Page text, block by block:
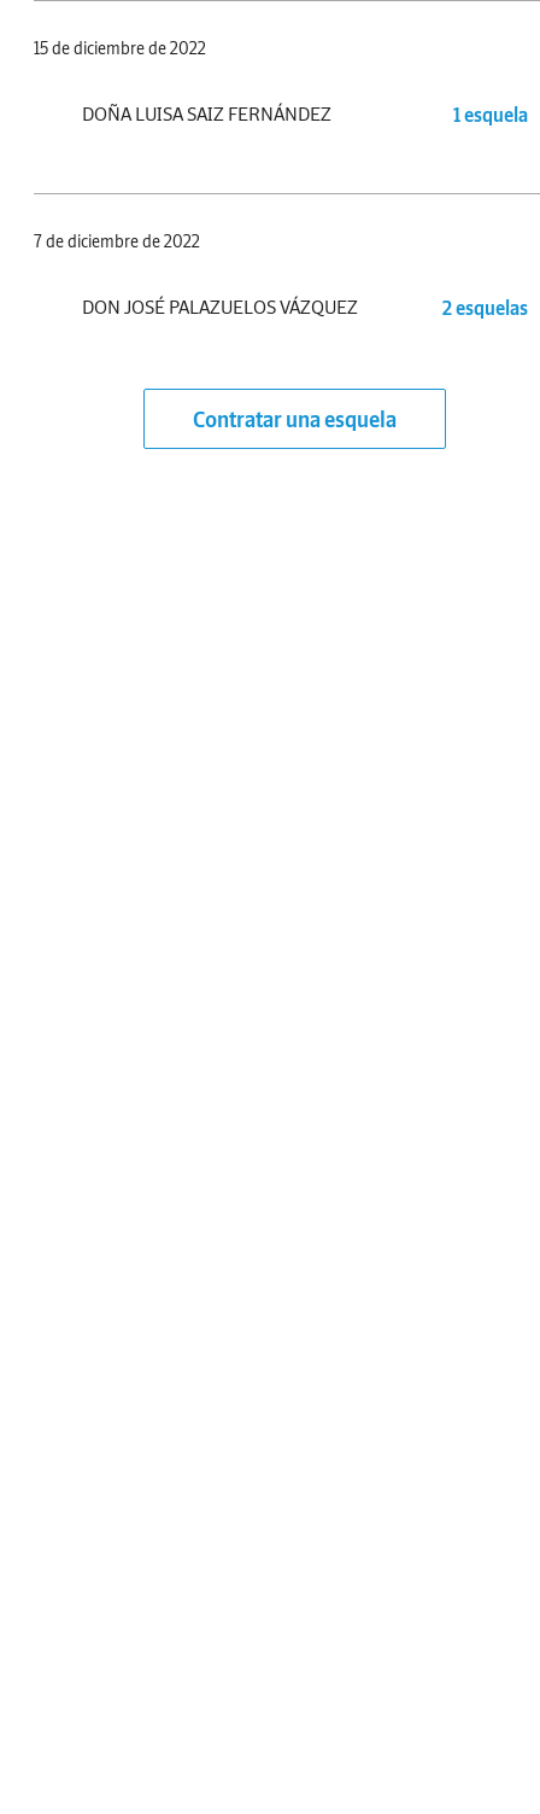
15 de diciembre de 2022
DOÑA LUISA SAIZ FERNÁNDEZ 1 esquela
7 de diciembre de 2022
DON JOSÉ PALAZUELOS VÁZQUEZ 2 esquelas
Contratar una esquela